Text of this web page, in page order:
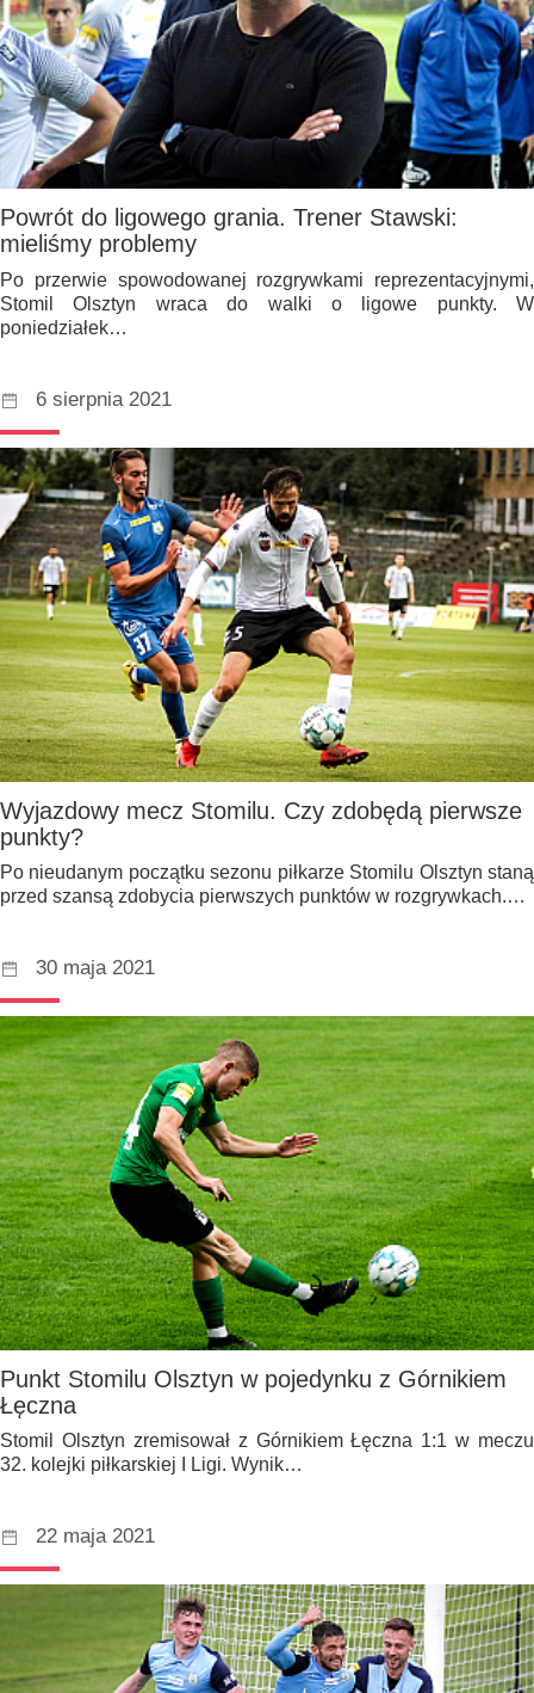
Powrót do ligowego grania. Trener Stawski:
mieliśmy problemy
Po przerwie spowodowanej rozgrywkami reprezentacyjnymi,
Stomil Olsztyn wraca do walki o ligowe punkty. W
poniedziałek…
6 sierpnia 2021
Wyjazdowy mecz Stomilu. Czy zdobędą pierwsze
punkty?
Po nieudanym początku sezonu piłkarze Stomilu Olsztyn staną
przed szansą zdobycia pierwszych punktów w rozgrywkach.…
30 maja 2021
Punkt Stomilu Olsztyn w pojedynku z Górnikiem
Łęczna
Stomil Olsztyn zremisował z Górnikiem Łęczna 1:1 w meczu
32. kolejki piłkarskiej I Ligi. Wynik…
22 maja 2021